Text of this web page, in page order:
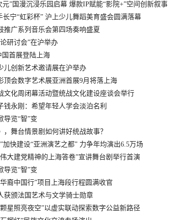
元”国漫沉浸乐园启幕 爆款IP赋能“影院+”空间创新叙事
长宁“虹彩杯” 沪上少儿舞蹈美育盛会圆满落幕
推广系列音乐会第四场奏响盛夏
研讨会”在沪举办
国首展登陆上海
儿创新艺术邀请展在沪举办
顶会数字艺术展亚洲首展9月将落上海
文化周闭幕活动暨统战文化建设座谈会举行
钱永刚：希望年轻人学会淡泊名利
导览“智”变
，舞台情景剧如何讲好统战故事？
”加快建设“亚洲演艺之都” 力争年均演出6.5万场
大建党精神的上海答卷”宣讲舞台剧举行首演
导览“智”变
裔中国行”项目上海段行程圆满收官
获颁法国艺术与文学骑士勋章
星照亮夜空”以虚实联动探索数字公益新路径